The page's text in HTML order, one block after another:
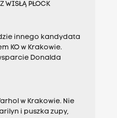
WISŁĄ PŁOCK
innego kandydata
KO w Krakowie.
Donalda
w Krakowie. Nie
i puszka zupy,